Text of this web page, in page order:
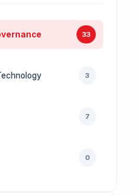
33
3
7
0